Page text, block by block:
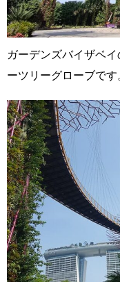
ガーデンズバイザベ
ーツリーグローブです